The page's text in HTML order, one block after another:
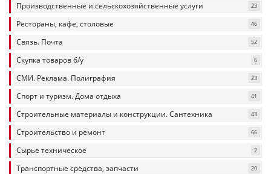
Производственные и сельскохозяйственные услуги 23
Рестораны, кафе, столовые 46
Связь. Почта 52
Скупка товаров б/у 6
СМИ. Реклама. Полиграфия 23
Спорт и туризм. Дома отдыха 41
Строительные материалы и конструкции. Сантехника 43
Строительство и ремонт 66
Сырье техническое 2
Транспортные средства, запчасти 20